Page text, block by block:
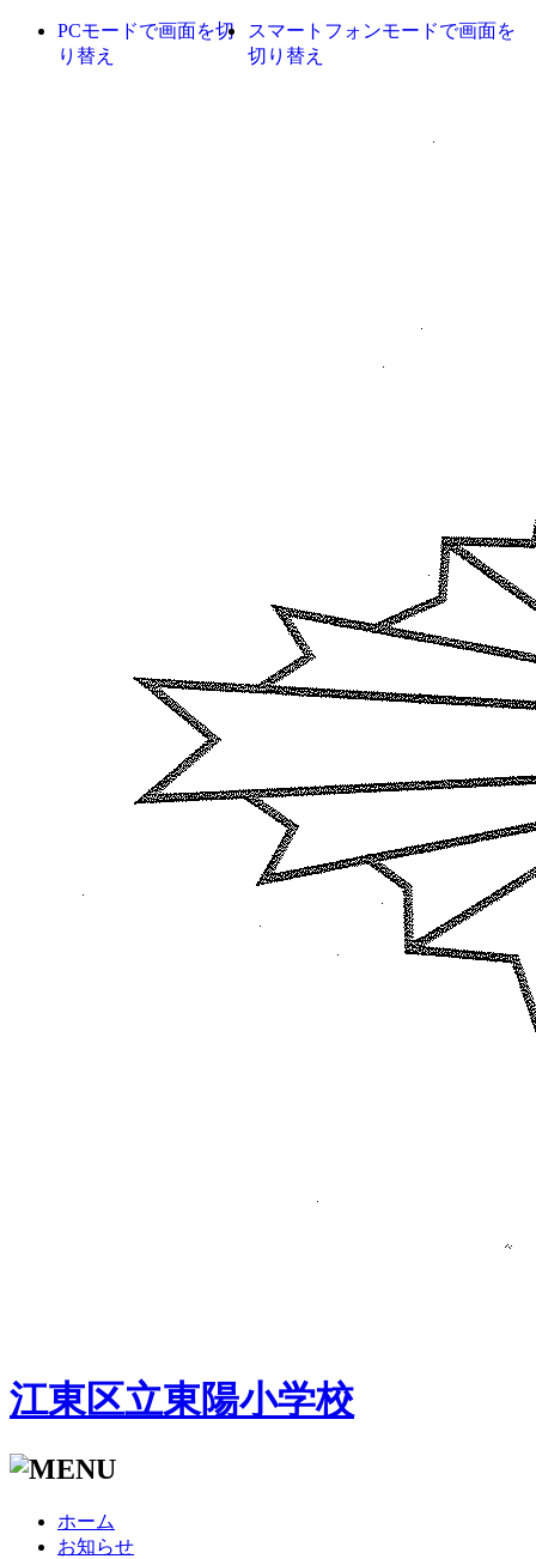
PCモードで画面を切
り替え
スマートフォンモードで画面を
切り替え
江東区立東陽小学校
ホーム
お知らせ